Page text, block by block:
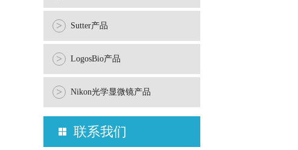
> Sutter产品
> LogosBio产品
> Nikon光学显微镜产品
联系我们